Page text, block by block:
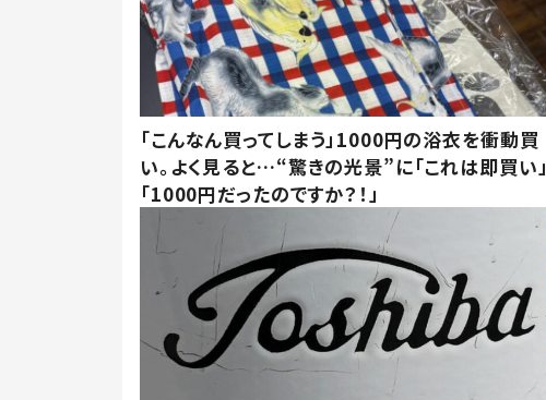
「こんなん買ってしまう」1000円の浴衣を衝動買
い。よく見ると…“驚きの光景”に「これは即買い」
「1000円だったのですか？！」